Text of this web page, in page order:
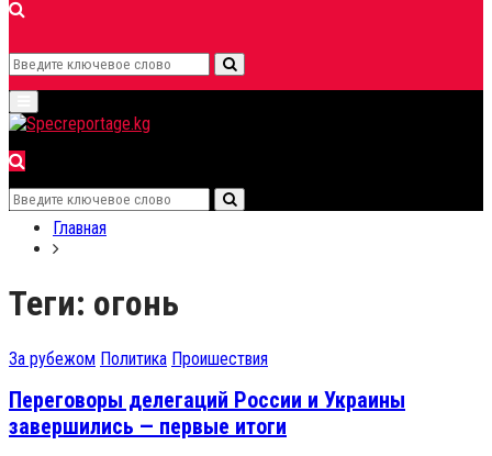
Search
for:
Search
Menu
Search
for:
Search
Главная
Теги: огонь
За рубежом Политика Проишествия
Переговоры делегаций России и Украины
завершились — первые итоги